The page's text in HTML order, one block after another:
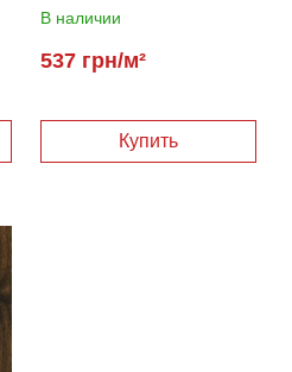
В наличии
537 грн/м²